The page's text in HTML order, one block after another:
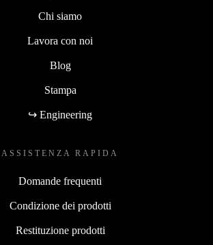
Chi siamo
Lavora con noi
Blog
Stampa
↪ Engineering
ASSISTENZA RAPIDA
Domande frequenti
Condizione dei prodotti
Restituzione prodotti